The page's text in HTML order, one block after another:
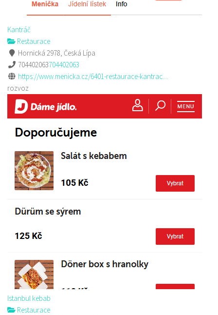
Kantráč
Restaurace
Hornická 2978, Česká Lípa
704402063704402063
https://www.menicka.cz/6401-restaurace-kantrac....
rozvoz
Istanbul kebab
Restaurace